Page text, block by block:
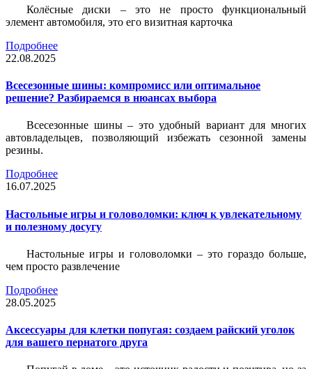
Колёсные диски – это не просто функциональный
элемент автомобиля, это его визитная карточка
Подробнее
22.08.2025
Всесезонные шины: компромисс или оптимальное
решение? Разбираемся в нюансах выбора
Всесезонные шины – это удобный вариант для многих
автовладельцев, позволяющий избежать сезонной замены
резины.
Подробнее
16.07.2025
Настольные игры и головоломки: ключ к увлекательному
и полезному досугу
Настольные игры и головоломки – это гораздо больше,
чем просто развлечение
Подробнее
28.05.2025
Аксессуары для клетки попугая: создаем райский уголок
для вашего пернатого друга